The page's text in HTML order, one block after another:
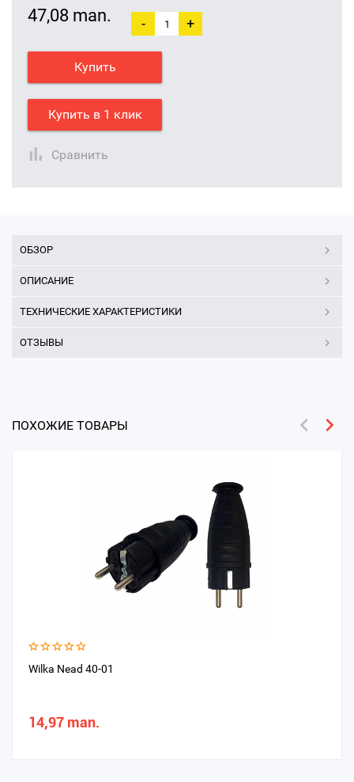
47,08 man. - +
Купить
Купить в 1 клик
Сравнить
ОБЗОР
ОПИСАНИЕ
ТЕХНИЧЕСКИЕ ХАРАКТЕРИСТИКИ
ОТЗЫВЫ
ПОХОЖИЕ ТОВАРЫ
Wilka Nead 40-01
14,97 man.